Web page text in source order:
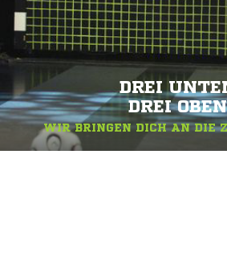
DREI
DREI
WIR BRINGEN DICH AN DIE